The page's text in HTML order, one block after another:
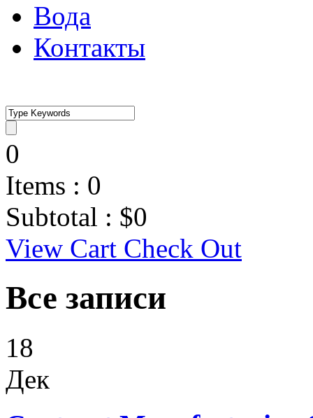
Вода
Контакты
0
Items : 0
Subtotal : $0
View Cart Check Out
Все записи
18
Дек